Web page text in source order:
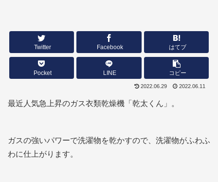
Twitter Facebook はてブ
Pocket LINE コピー
2022.06.29 2022.06.11
最近人気急上昇のガス衣類乾燥機「乾太くん」。
ガスの強いパワーで洗濯物を乾かすので、洗濯物がふわふ
わに仕上がります。